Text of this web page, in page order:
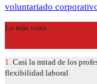
voluntariado
Lo más visto…
1. Casi la mitad de los
flexibilidad laboral